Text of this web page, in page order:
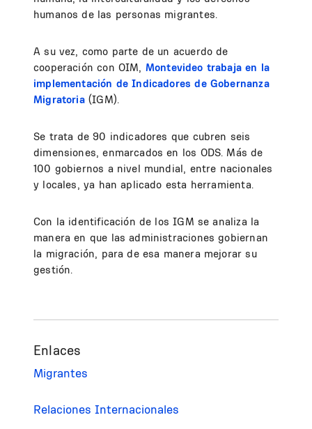
humanos de las personas migrantes.
A su vez, como parte de un acuerdo de
cooperación con OIM, Montevideo trabaja en la
implementación de Indicadores de Gobernanza
Migratoria(IGM).
Se trata de 90 indicadores que cubren seis
dimensiones, enmarcados en los ODS. Más de
100 gobiernos a nivel mundial, entre nacionales
y locales, ya han aplicado esta herramienta.
Con la identificación de los IGM se analiza la
manera en que las administraciones gobiernan
la migración, para de esa manera mejorar su
gestión.
Enlaces
Migrantes
Relaciones Internacionales